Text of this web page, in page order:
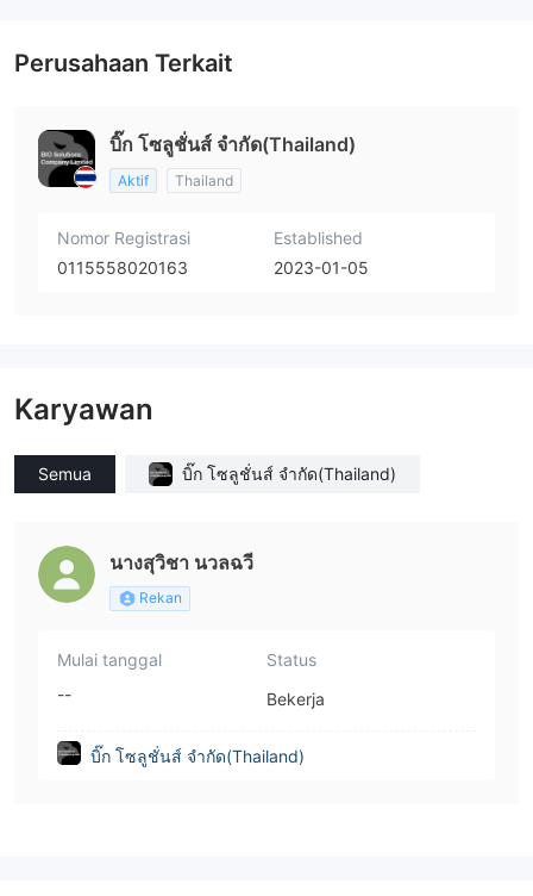
Perusahaan Terkait
บิ๊ก โซลูชั่นส์ จำกัด(Thailand)
Aktif Thailand
Nomor Registrasi
0115558020163
Established
2023-01-05
Karyawan
Semua บิ๊ก โซลูชั่นส์ จำกัด(Thailand)
นางสุวิชา นวลฉวี
Rekan
Mulai tanggal
--
Status
Bekerja
บิ๊ก โซลูชั่นส์ จำกัด(Thailand)